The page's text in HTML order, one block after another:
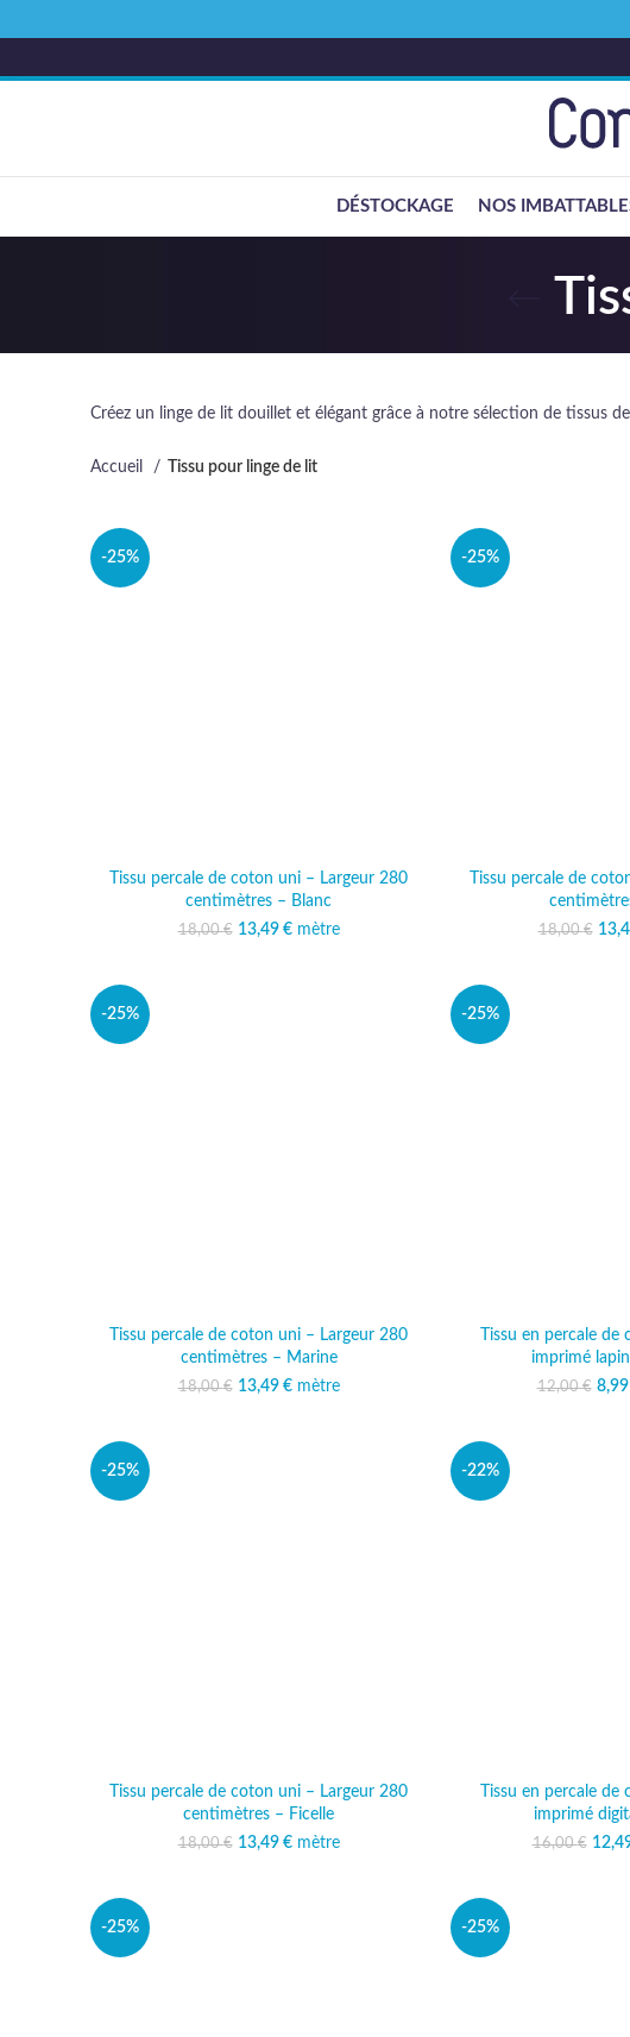
DÉSTOCKAGE NOS
Créez un linge de lit douillet et élégant grâce à notre sélection de tissus
Accueil Tissu pour linge de lit
-25%
Tissu percale de coton uni – Largeur 280
centimètres – Blanc
18,00€
Le prix initial était :
13,49 € Le prix actuel est :
mètre
-25%
Tissu percale de
18,00€
-25%
Tissu percale de coton uni – Largeur 280
centimètres – Marine
18,00€
Le prix initial était :
13,49 € Le prix actuel est :
mètre
-25%
Tissu en percale
imprimé
12,00€ 8,99
-25%
Tissu percale de coton uni – Largeur 280
centimètres – Ficelle
18,00€
Le prix initial était :
13,49 € Le prix actuel est :
mètre
-22%
Tissu en percale
imprimé
16,00€
-25% -25%